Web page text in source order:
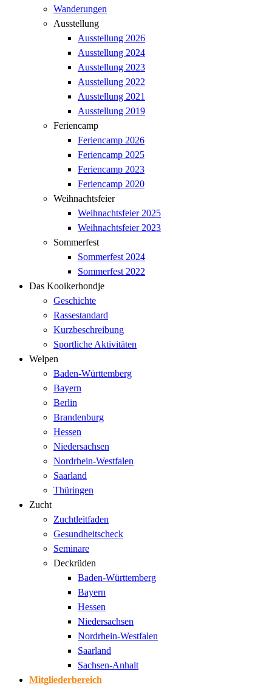
Wanderungen
Ausstellung
Ausstellung 2026
Ausstellung 2024
Ausstellung 2023
Ausstellung 2022
Ausstellung 2021
Ausstellung 2019
Feriencamp
Feriencamp 2026
Feriencamp 2025
Feriencamp 2023
Feriencamp 2020
Weihnachtsfeier
Weihnachtsfeier 2025
Weihnachtsfeier 2023
Sommerfest
Sommerfest 2024
Sommerfest 2022
Das Kooikerhondje
Geschichte
Rassestandard
Kurzbeschreibung
Sportliche Aktivitäten
Welpen
Baden-Württemberg
Bayern
Berlin
Brandenburg
Hessen
Niedersachsen
Nordrhein-Westfalen
Saarland
Thüringen
Zucht
Zuchtleitfaden
Gesundheitscheck
Seminare
Deckrüden
Baden-Württemberg
Bayern
Hessen
Niedersachsen
Nordrhein-Westfalen
Saarland
Sachsen-Anhalt
Mitgliederbereich